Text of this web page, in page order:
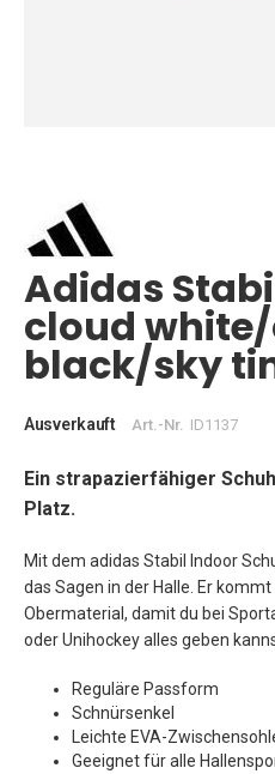
Bildgalerie
springen
Adidas
cloud
black/sky
Ausverkauft Art.-Nr. ID1137
Ein strapazierfähiger
Platz.
Mit dem adidas Stabil Indoor
das Sagen in der Halle. Er
Obermaterial, damit du bei
oder Unihockey alles geben
Reguläre Passform
Schnürsenkel
Leichte EVA-
Geeignet für alle